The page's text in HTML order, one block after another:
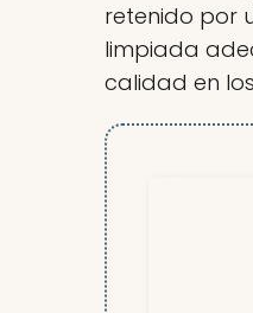
retenido por
limpiada
calidad en los